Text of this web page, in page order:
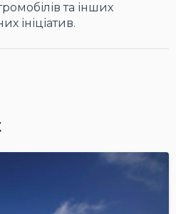
та інших
ініціатив.